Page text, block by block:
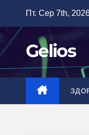
вмісту
Пт. Сер 7th,
Gelios